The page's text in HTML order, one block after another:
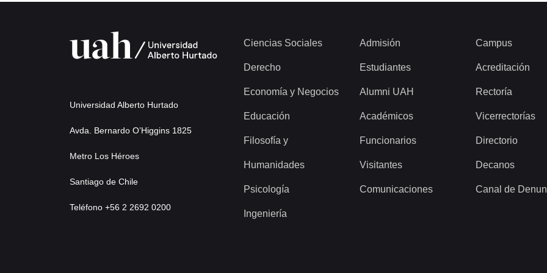
Universidad Alberto Hurtado
Avda. Bernardo O’Higgins 1825
Metro Los Héroes
Santiago de Chile
Teléfono +56 2 2692 0200
Ciencias Sociales
Derecho
Economía y Negocios
Educación
Filosofía y
Humanidades
Psicología
Ingeniería
Admisión
Estudiantes
Alumni UAH
Académicos
Funcionarios
Visitantes
Comunicaciones
Campus
Acreditación
Rectoría
Vicerrectorías
Directorio
Decanos
Canal de